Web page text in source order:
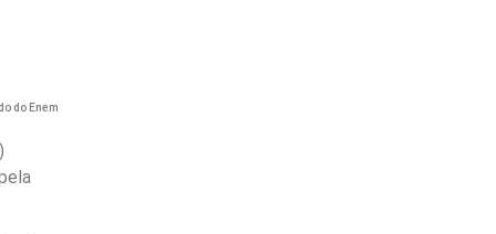
do Enem